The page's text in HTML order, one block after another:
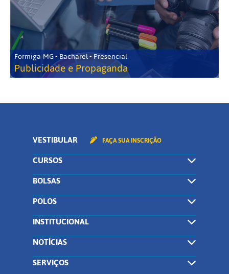
Formiga-MG • Bacharel • Presencial
Publicidade e Propaganda
VESTIBULAR FAÇA SUA INSCRIÇÃO
CURSOS
BOLSAS
POLOS
INSTITUCIONAL
NOTÍCIAS
SERVIÇOS